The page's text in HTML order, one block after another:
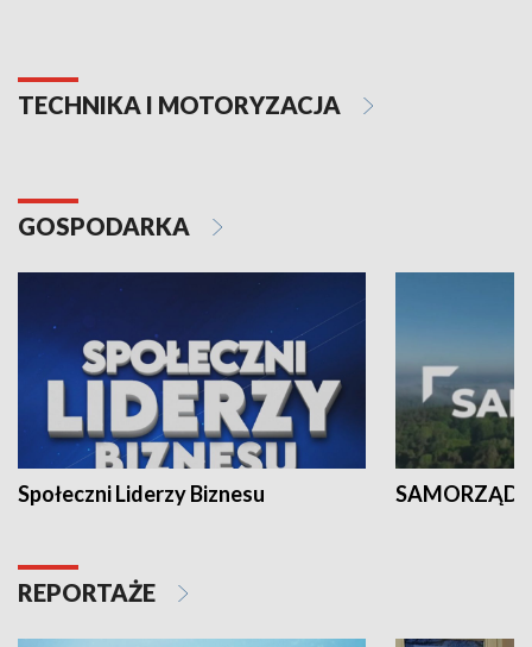
TECHNIKA I MOTORYZACJA
GOSPODARKA
Społeczni Liderzy Biznesu SAMORZĄD
REPORTAŻE